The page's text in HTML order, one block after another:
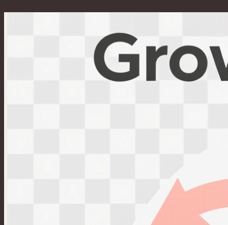
Перейти